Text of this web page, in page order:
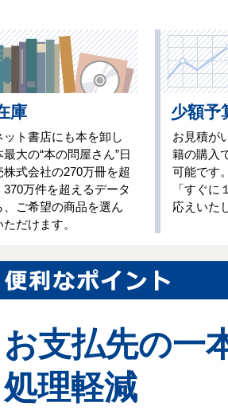
庫
ット書店にも本を卸し
大の“本の問屋さん”日
式会社の270万冊を超
370万件を超えるデータ
、ご希望の商品を選ん
だけます。
少額予
お見積が
籍の購入
可能です
「すぐ
応えいた
お支払先の一
処理軽減